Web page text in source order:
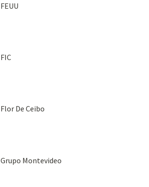
FEUU
FIC
Flor De Ceibo
Grupo Montevideo